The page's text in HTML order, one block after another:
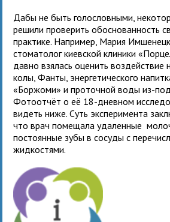
Дабы не быть голословными,
решили проверить обоснованность
практике. Например, Мария
стоматолог киевской клиники
давно взялась оценить воздействие
колы, Фанты, энергетического
«Боржоми» и проточной воды из-
Фотоотчёт о её 18-дневном
видеть ниже. Суть эксперимента
что врач помещала удаленные
постоянные зубы в сосуды с
жидкостями.